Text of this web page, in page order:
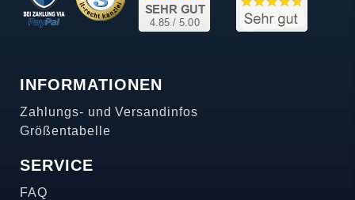
INFORMATIONEN
Zahlungs- und Versandinfos
Größentabelle
SERVICE
FAQ